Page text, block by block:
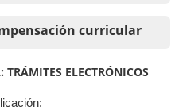
curricular
TRÁMITES ELECTRÓNICOS